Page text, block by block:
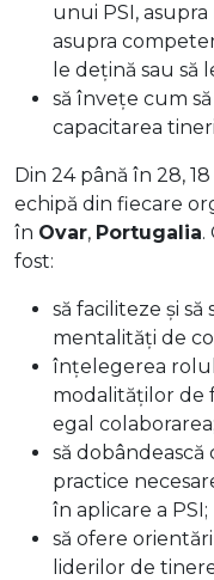
unui PSI,
asupra
le dețină sau să
să învețe cum
capacitarea
Din 24 până în 28,
echipă din fiecare
în Ovar, Portugalia.
fost:
să faciliteze și
mentalități de
înțelegerea
modalităților de
egal colaborarea;
să
practice
în aplicare a PSI;
să ofere
liderilor de